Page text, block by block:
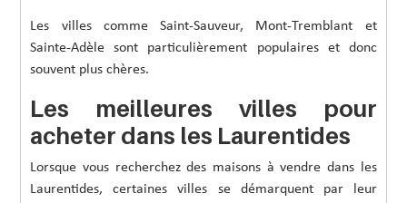
Les villes comme Saint-Sauveur, Mont-Tremblant et
Sainte-Adèle sont particulièrement populaires et donc
souvent plus chères.
Les meilleures villes pour
acheter dans les Laurentides
Lorsque vous recherchez des maisons à vendre dans les
Laurentides, certaines villes se démarquent par leur